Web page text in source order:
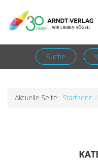
+49 7252
Suche
Aktuelle Seite: Startseite